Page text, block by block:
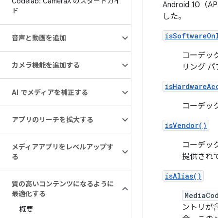
ド
音声と動画を追加
カメラ機能を追加する
AI でメディアを補正する
アプリのリーチを拡大する
メディアアプリをレベルアップす
る
質の高いコンテンツになるように
最適化する
概要
Android 10（
した。
コーデッ
リング
コーデッ
isVendor()
コーデッ
提供され
isAlias()
ントリが